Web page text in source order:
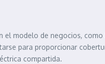
modelo de negocios,
para proporcionar
compartida.